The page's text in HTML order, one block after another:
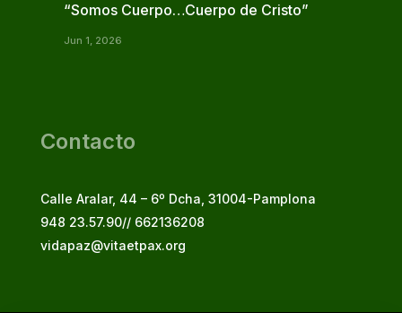
“Somos Cuerpo…Cuerpo de Cristo”
Jun 1, 2026
Contacto
Calle Aralar, 44 – 6º Dcha, 31004-Pamplona
948 23.57.90// 662136208
vidapaz@vitaetpax.org